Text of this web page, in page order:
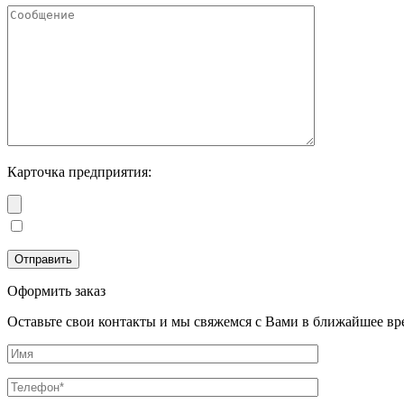
Карточка предприятия:
Оформить заказ
Оставьте свои контакты и мы свяжемся с Вами в ближайшее